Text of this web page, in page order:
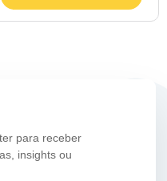
para receber
insights ou